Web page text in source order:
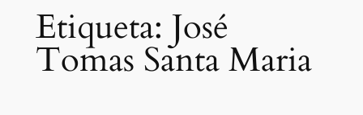
Etiqueta: José
Tomas Santa Maria